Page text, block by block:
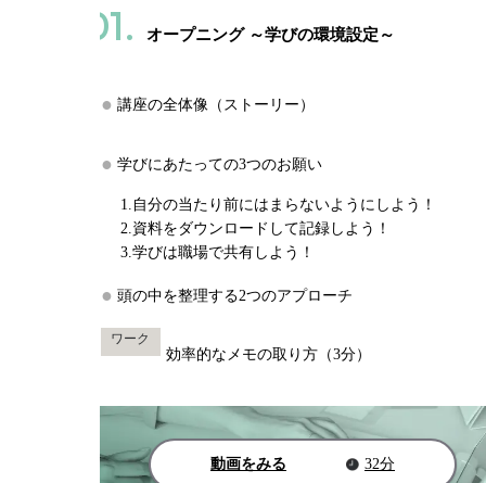
01. オープニング ～学びの環境設定～
講座の全体像（ストーリー）
学びにあたっての3つのお願い
1.自分の当たり前にはまらないようにしよう！
2.資料をダウンロードして記録しよう！
3.学びは職場で共有しよう！
頭の中を整理する2つのアプローチ
ワーク
効率的なメモの取り方（3分）
動画をみる 32分